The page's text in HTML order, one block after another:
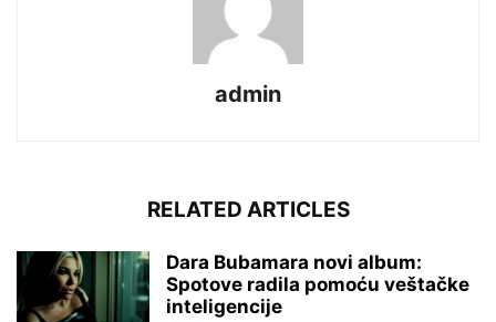
admin
RELATED ARTICLES
Dara Bubamara novi album:
Spotove radila pomoću veštačke
inteligencije